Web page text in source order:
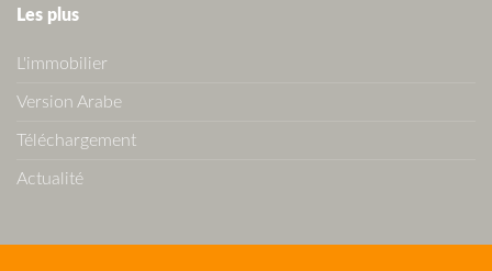
Les plus
L'immobilier
Version Arabe
Téléchargement
Actualité